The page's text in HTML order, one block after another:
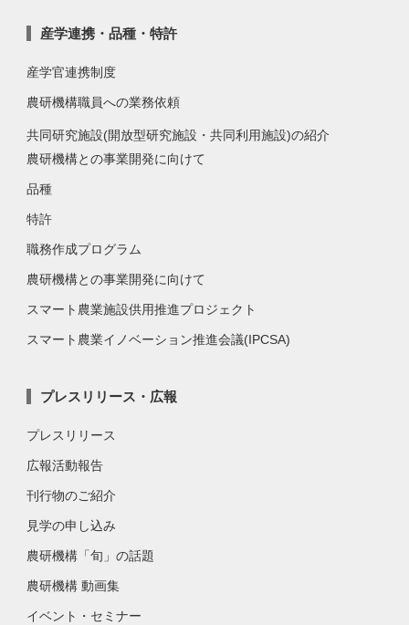
産学連携・品種・特許
産学官連携制度
農研機構職員への業務依頼
共同研究施設(開放型研究施設・共同利用施設)の紹介
農研機構との事業開発に向けて
品種
特許
職務作成プログラム
農研機構との事業開発に向けて
スマート農業施設供用推進プロジェクト
スマート農業イノベーション推進会議(IPCSA)
プレスリリース・広報
プレスリリース
広報活動報告
刊行物のご紹介
見学の申し込み
農研機構「旬」の話題
農研機構 動画集
イベント・セミナー